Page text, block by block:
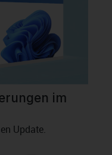
im
Update.